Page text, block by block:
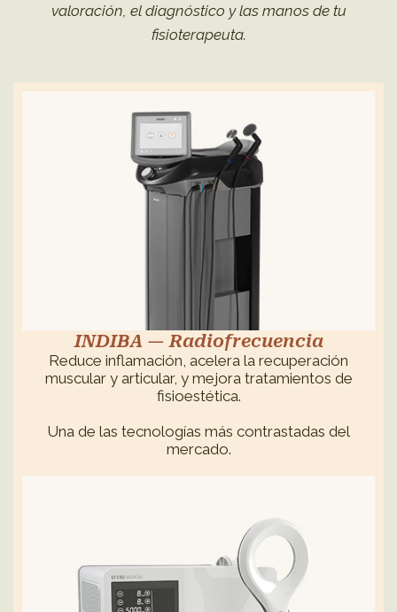
valoración, el diagnóstico y las manos de tu
fisioterapeuta.
INDIBA — Radiofrecuencia
Reduce inflamación, acelera la recuperación
muscular y articular, y mejora tratamientos de
fisioestética.
Una de las tecnologías más contrastadas del
mercado.